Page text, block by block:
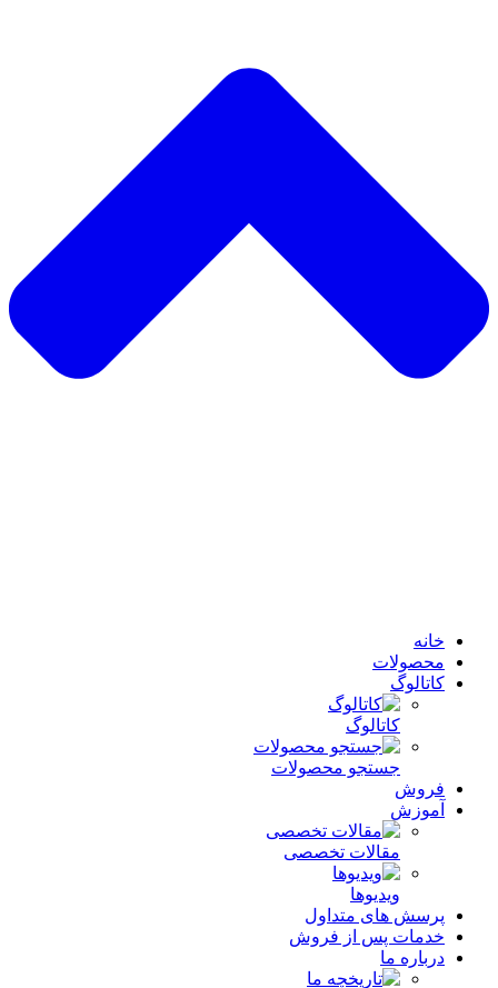
خانه
محصولات
کاتالوگ
کاتالوگ
جستجو محصولات
فروش
آموزش
مقالات تخصصی
ویدیوها
پرسش های متداول
خدمات پس از فروش
درباره ما